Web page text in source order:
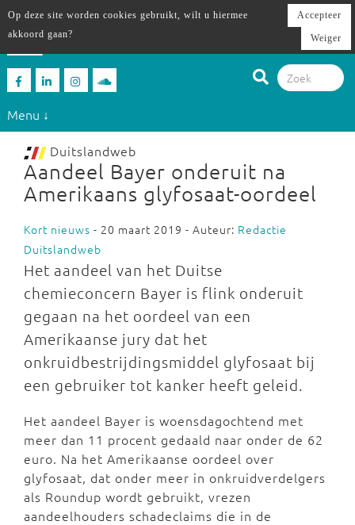
Menu ↓
Duitslandweb
Aandeel Bayer onderuit na
Amerikaans glyfosaat-oordeel
Kort nieuws - 20 maart 2019 - Auteur: Redactie
Duitslandweb
Het aandeel van het Duitse
chemieconcern Bayer is flink onderuit
gegaan na het oordeel van een
Amerikaanse jury dat het
onkruidbestrijdingsmiddel glyfosaat bij
een gebruiker tot kanker heeft geleid.
Het aandeel Bayer is woensdagochtend met
meer dan 11 procent gedaald naar onder de 62
euro. Na het Amerikaanse oordeel over
glyfosaat, dat onder meer in onkruidverdelgers
als Roundup wordt gebruikt, vrezen
aandeelhouders schadeclaims die in de
Op deze site worden cookies gebruikt, wilt u hiermee
akkoord gaan?
Accepteer
Weiger